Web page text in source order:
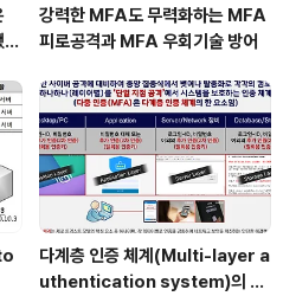
강력한 MFA도 무력화하는 MFA
피로공격과 MFA 우회기술 방어
다계층 인증 체계(Multi-layer a
uthentication system)의 특